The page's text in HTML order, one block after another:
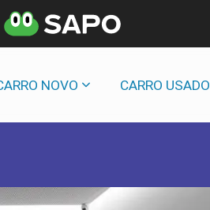
NOVO CARRO USADO